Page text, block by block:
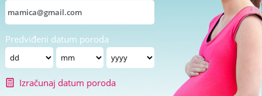
Predviđeni datum poroda
Izračunaj datum poroda